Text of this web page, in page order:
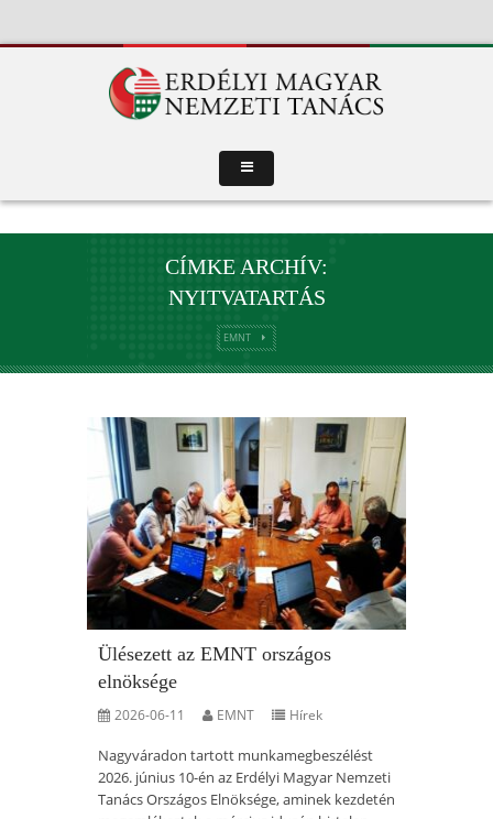
CÍMKE ARCHÍV:
NYITVATARTÁS
EMNT
Ülésezett az EMNT országos
elnöksége
2026-06-11 EMNT Hírek
Nagyváradon tartott munkamegbeszélést
2026. június 10-én az Erdélyi Magyar Nemzeti
Tanács Országos Elnöksége, aminek kezdetén